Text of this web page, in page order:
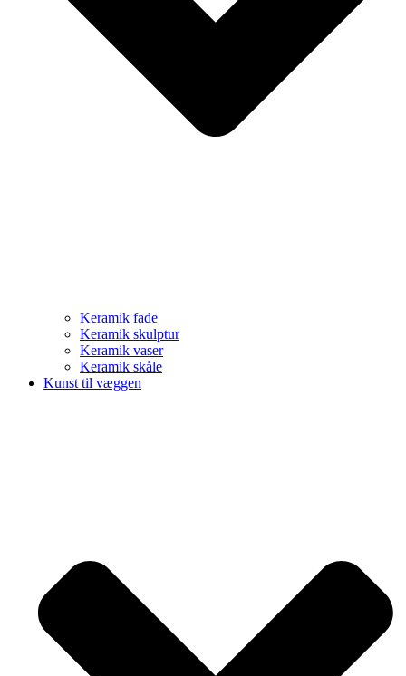
Keramik fade
Keramik skulptur
Keramik vaser
Keramik skåle
Kunst til væggen